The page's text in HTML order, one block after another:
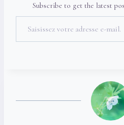
n
Subscribe to get the latest
Saisissez votre adresse e-mail…